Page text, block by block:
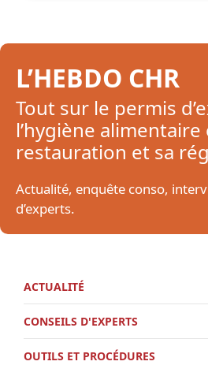
L’HEBDO CHR
Tout sur le permis
l’hygiène alimentaire
restauration et sa
Actualité, enquête conso,
d’experts.
ACTUALITÉ
CONSEILS D'EXPERTS
OUTILS ET PROCÉDURES